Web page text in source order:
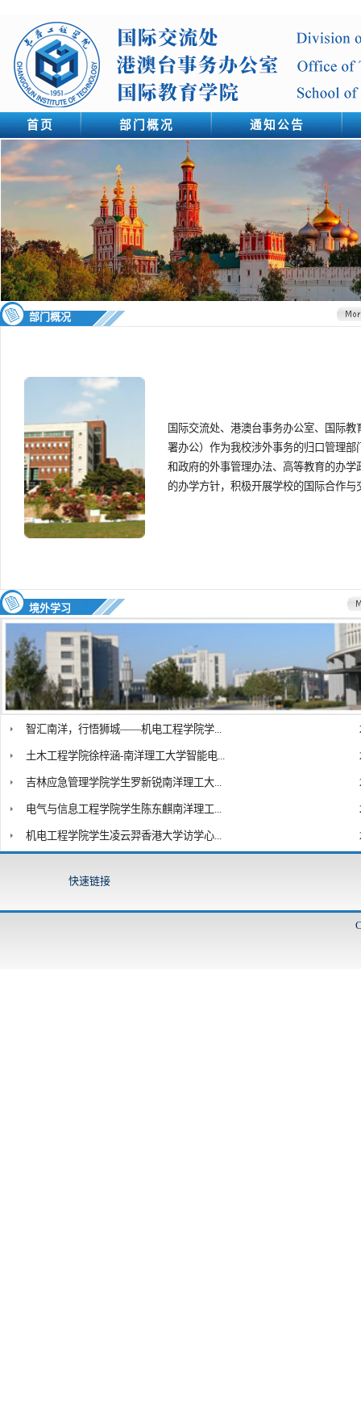
首页 部门概况 通知公告
部门概况
国际交流处、港澳台事务办公室、国际教
署办公）作为我校涉外事务的归口管理部
和政府的外事管理办法、高等教育的办学
的办学方针，积极开展学校的国际合作与
境外学习
智汇南洋，行悟狮城——机电工程学院学...
土木工程学院徐梓涵-南洋理工大学智能电...
吉林应急管理学院学生罗新锐南洋理工大...
电气与信息工程学院学生陈东麒南洋理工...
机电工程学院学生凌云羿香港大学访学心...
快速链接